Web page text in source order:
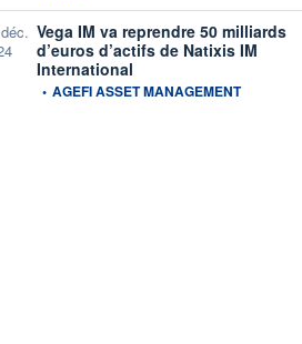
Vega IM va reprendre 50 milliards
d’euros d’actifs de Natixis IM
International
information fournie par
• AGEFI ASSET MANAGEMENT